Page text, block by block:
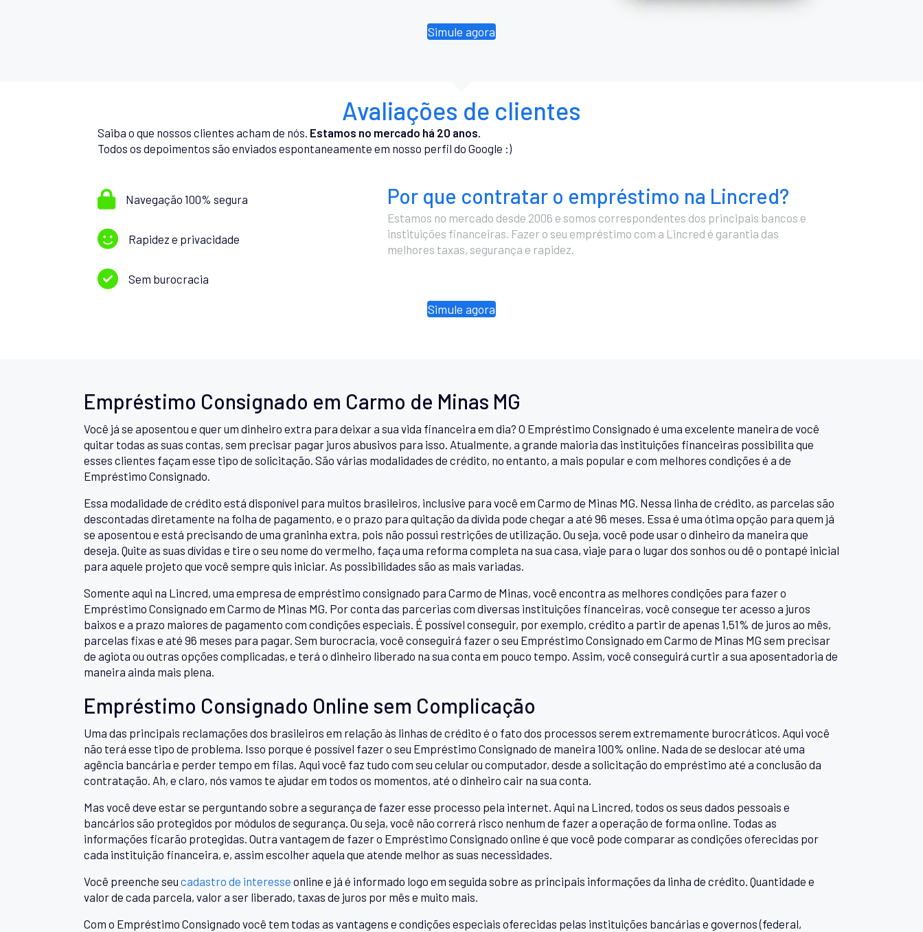
Simule agora
Avaliações de clientes
Saiba o que nossos clientes acham de nós. Estamos no mercado há 20 anos.
Todos os depoimentos são enviados espontaneamente em nosso perfil do Google :)
Navegação 100% segura
Rapidez e privacidade
Sem burocracia
Por que contratar o empréstimo na Lincred?
Estamos no mercado desde 2006 e somos correspondentes dos principais bancos e
instituições financeiras. Fazer o seu empréstimo com a Lincred é garantia das
melhores taxas, segurança e rapidez.
Simule agora
Empréstimo Consignado em Carmo de Minas MG
Você já se aposentou e quer um dinheiro extra para deixar a sua vida financeira em dia? O Empréstimo Consignado é uma excelente maneira de você
quitar todas as suas contas, sem precisar pagar juros abusivos para isso. Atualmente, a grande maioria das instituições financeiras possibilita que
esses clientes façam esse tipo de solicitação. São várias modalidades de crédito, no entanto, a mais popular e com melhores condições é a de
Empréstimo Consignado.
Essa modalidade de crédito está disponível para muitos brasileiros, inclusive para você em Carmo de Minas MG. Nessa linha de crédito, as parcelas são
descontadas diretamente na folha de pagamento, e o prazo para quitação da dívida pode chegar a até 96 meses. Essa é uma ótima opção para quem já
se aposentou e está precisando de uma graninha extra, pois não possui restrições de utilização. Ou seja, você pode usar o dinheiro da maneira que
deseja. Quite as suas dívidas e tire o seu nome do vermelho, faça uma reforma completa na sua casa, viaje para o lugar dos sonhos ou dê o pontapé inicial
para aquele projeto que você sempre quis iniciar. As possibilidades são as mais variadas.
Somente aqui na Lincred, uma empresa de empréstimo consignado para Carmo de Minas, você encontra as melhores condições para fazer o
Empréstimo Consignado em Carmo de Minas MG. Por conta das parcerias com diversas instituições financeiras, você consegue ter acesso a juros
baixos e a prazo maiores de pagamento com condições especiais. É possível conseguir, por exemplo, crédito a partir de apenas 1,51% de juros ao mês,
parcelas fixas e até 96 meses para pagar. Sem burocracia, você conseguirá fazer o seu Empréstimo Consignado em Carmo de Minas MG sem precisar
de agiota ou outras opções complicadas, e terá o dinheiro liberado na sua conta em pouco tempo. Assim, você conseguirá curtir a sua aposentadoria de
maneira ainda mais plena.
Empréstimo Consignado Online sem Complicação
Uma das principais reclamações dos brasileiros em relação às linhas de crédito é o fato dos processos serem extremamente burocráticos. Aqui você
não terá esse tipo de problema. Isso porque é possível fazer o seu Empréstimo Consignado de maneira 100% online. Nada de se deslocar até uma
agência bancária e perder tempo em filas. Aqui você faz tudo com seu celular ou computador, desde a solicitação do empréstimo até a conclusão da
contratação. Ah, e claro, nós vamos te ajudar em todos os momentos, até o dinheiro cair na sua conta.
Mas você deve estar se perguntando sobre a segurança de fazer esse processo pela internet. Aqui na Lincred, todos os seus dados pessoais e
bancários são protegidos por módulos de segurança. Ou seja, você não correrá risco nenhum de fazer a operação de forma online. Todas as
informações ficarão protegidas. Outra vantagem de fazer o Empréstimo Consignado online é que você pode comparar as condições oferecidas por
cada instituição financeira, e, assim escolher aquela que atende melhor as suas necessidades.
Você preenche seu cadastro de interesse online e já é informado logo em seguida sobre as principais informações da linha de crédito. Quantidade e
valor de cada parcela, valor a ser liberado, taxas de juros por mês e muito mais.
Com o Empréstimo Consignado você tem todas as vantagens e condições especiais oferecidas pelas instituições bancárias e governos (federal,